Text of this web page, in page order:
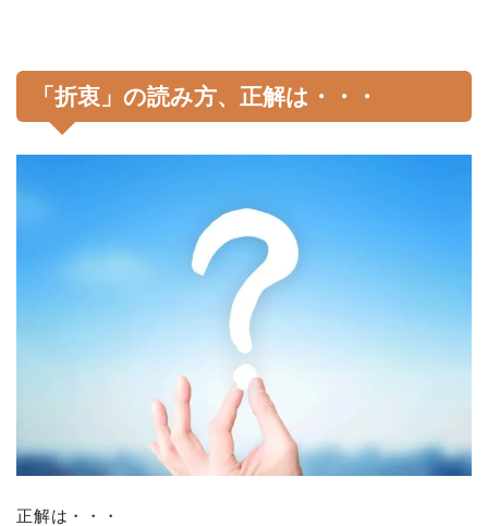
「折衷」の読み方、正解は・・・
正解は・・・